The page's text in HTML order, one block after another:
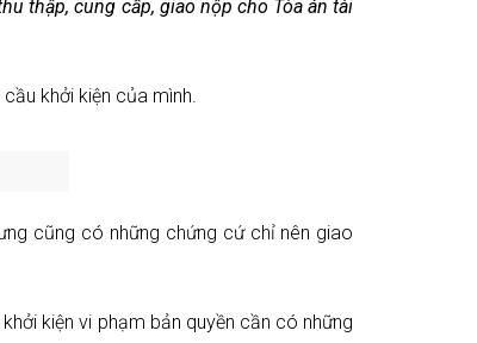
thập, cung cấp, giao nộp cho Tòa án tài
khởi kiện của mình.
cũng có những chứng cứ chỉ nên giao
kiện vi phạm bản quyền cần có những